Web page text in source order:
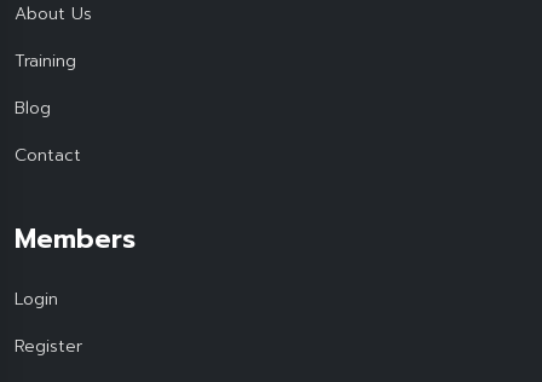
About Us
Training
Blog
Contact
Members
Login
Register